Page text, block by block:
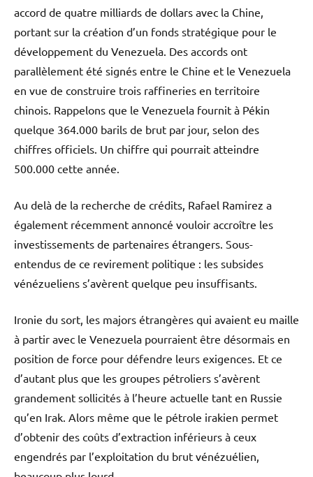
accord de quatre milliards de dollars avec la Chine,
portant sur la création d’un fonds stratégique pour le
développement du Venezuela. Des accords ont
parallèlement été signés entre le Chine et le Venezuela
en vue de construire trois raffineries en territoire
chinois. Rappelons que le Venezuela fournit à Pékin
quelque 364.000 barils de brut par jour, selon des
chiffres officiels. Un chiffre qui pourrait atteindre
500.000 cette année.
Au delà de la recherche de crédits, Rafael Ramirez a
également récemment annoncé vouloir accroître les
investissements de partenaires étrangers. Sous-
entendus de ce revirement politique : les subsides
vénézueliens s’avèrent quelque peu insuffisants.
Ironie du sort, les majors étrangères qui avaient eu maille
à partir avec le Venezuela pourraient être désormais en
position de force pour défendre leurs exigences. Et ce
d’autant plus que les groupes pétroliers s’avèrent
grandement sollicités à l’heure actuelle tant en Russie
qu’en Irak. Alors même que le pétrole irakien permet
d’obtenir des coûts d’extraction inférieurs à ceux
engendrés par l’exploitation du brut vénézuélien,